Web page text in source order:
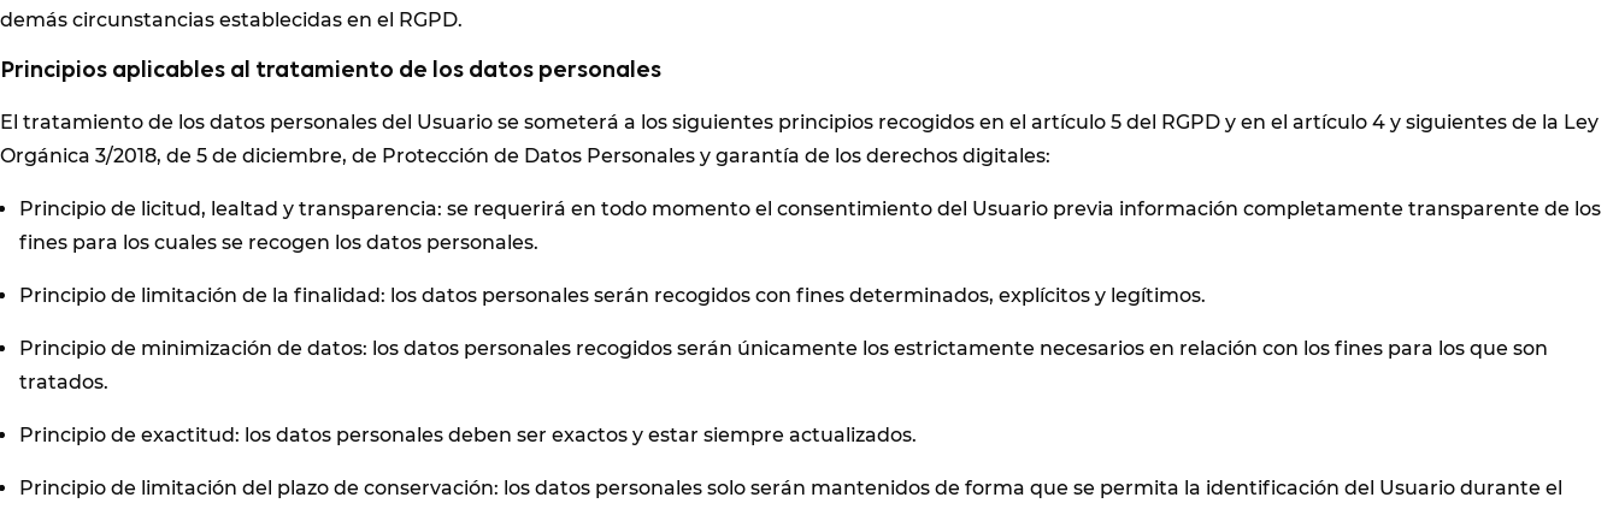
demás circunstancias establecidas en el RGPD.
Principios aplicables al tratamiento de los datos personales
El tratamiento de los datos personales del Usuario se someterá a los siguientes principios recogidos en el artículo 5 del RGPD y en el artículo 4 y siguientes de la Ley
Orgánica 3/2018, de 5 de diciembre, de Protección de Datos Personales y garantía de los derechos digitales:
Principio de licitud, lealtad y transparencia: se requerirá en todo momento el consentimiento del Usuario previa información completamente transparente de los
fines para los cuales se recogen los datos personales.
Principio de limitación de la finalidad: los datos personales serán recogidos con fines determinados, explícitos y legítimos.
Principio de minimización de datos: los datos personales recogidos serán únicamente los estrictamente necesarios en relación con los fines para los que son
tratados.
Principio de exactitud: los datos personales deben ser exactos y estar siempre actualizados.
Principio de limitación del plazo de conservación: los datos personales solo serán mantenidos de forma que se permita la identificación del Usuario durante el